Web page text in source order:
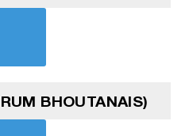
BHOUTANAIS)